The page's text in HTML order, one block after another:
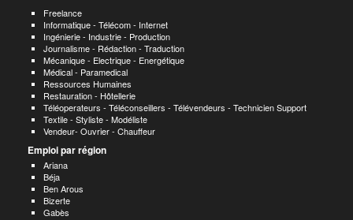
Freelance
Informatique - Télécom - Internet
Ingénierie - Industrie - Production
Journalisme - Rédaction - Traduction
Mécanique - Electrique - Energétique
Médical - Paramedical
Ressources Humaines
Restauration - Hôtellerie
Téléoperateurs - Téléconseillers - Télévendeurs - Technicien Support
Textile - Styliste - Modéliste
Vendeur- Ouvrier - Chauffeur
Emploi par région
Ariana
Béja
Ben Arous
Bizerte
Gabès